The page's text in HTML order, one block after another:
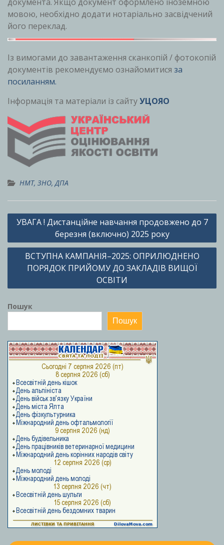
мовою, необхідно додати нотаріально засвідчений
його переклад.
Із вимогами до завантаження сканкопій / фотокопій
документів рекомендуємо ознайомитися за
посиланням.
Інформація та матеріали із сайтуУЦОЯО
НМТ, ЗНО, ДПА
Навігація
УВАГА ! Дистанційне навчання продовжено до 7
березня (включно) 2025 року
ВСТУПНА КАМПАНІЯ–2025: ОПРИЛЮДНЕНО
ПОРЯДОК ПРИЙОМУ ДО ЗАКЛАДІВ ВИЩОЇ
ОСВІТИ
Пошук
Пошук